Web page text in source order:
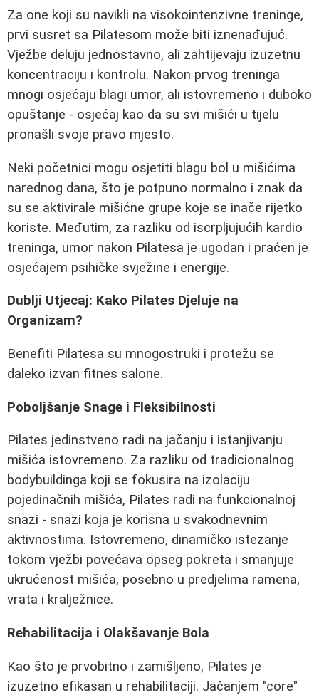
Za one koji su navikli na visokointenzivne treninge,
prvi susret sa Pilatesom može biti iznenađujuć.
Vježbe deluju jednostavno, ali zahtijevaju izuzetnu
koncentraciju i kontrolu. Nakon prvog treninga
mnogi osjećaju blagi umor, ali istovremeno i duboko
opuštanje - osjećaj kao da su svi mišići u tijelu
pronašli svoje pravo mjesto.
Neki početnici mogu osjetiti blagu bol u mišićima
narednog dana, što je potpuno normalno i znak da
su se aktivirale mišićne grupe koje se inače rijetko
koriste. Međutim, za razliku od iscrpljujućih kardio
treninga, umor nakon Pilatesa je ugodan i praćen je
osjećajem psihičke svježine i energije.
Dublji Utjecaj: Kako Pilates Djeluje na
Organizam?
Benefiti Pilatesa su mnogostruki i protežu se
daleko izvan fitnes salone.
Poboljšanje Snage i Fleksibilnosti
Pilates jedinstveno radi na jačanju i istanjivanju
mišića istovremeno. Za razliku od tradicionalnog
bodybuildinga koji se fokusira na izolaciju
pojedinačnih mišića, Pilates radi na funkcionalnoj
snazi - snazi koja je korisna u svakodnevnim
aktivnostima. Istovremeno, dinamičko istezanje
tokom vježbi povećava opseg pokreta i smanjuje
ukrućenost mišića, posebno u predjelima ramena,
vrata i kralježnice.
Rehabilitacija i Olakšavanje Bola
Kao što je prvobitno i zamišljeno, Pilates je
izuzetno efikasan u rehabilitaciji. Jačanjem "core"